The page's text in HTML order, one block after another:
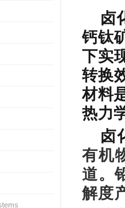
卤
钙钛
下实
转换
材料
热力
卤
有机
道。
解度